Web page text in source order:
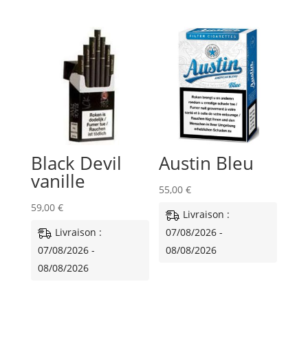
Black Devil
vanille
59,00 €
Livraison :
07/08/2026 -
08/08/2026
Austin Bleu
55,00€
Livraison :
07/08/2026 -
08/08/2026